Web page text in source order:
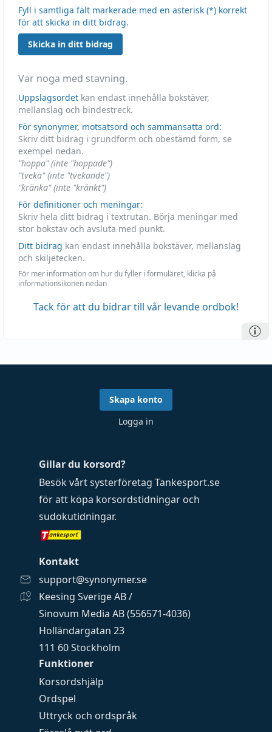
Fyll i samtliga fält markerade med en asterisk (*) korrekt
för att skicka in ditt bidrag.
Skicka in ditt bidrag
Var noga med stavning.
Uppslagsordet kan endast innehålla bokstäver,
mellanslag och bindestreck.
För synonymer, motsatsord och sammansatta ord:
Skriv ditt bidrag i grundform och obestämd form, se
exempel nedan.
"hoppa" (inte "hoppade")
"tveka" (inte "tvekande")
"kränka" (inte "kränkt")
För definitioner och meningar:
Skriv hela ditt bidrag i textrutan. Börja meningar med
stor bokstav och avsluta med punkt.
Ditt bidrag kan endast innehålla bokstäver, mellanslag
och skiljetecken.
För mer information om hur du fyller i formuläret, klicka på
informationsikonen nedan
Tack för att du bidrar till vår levande ordbok!
Funktioner
Korsordshjälp
Ordspel
Uttryck och ordspråk
Gillar du korsord?
Besök vårt systerföretag Tankesport.se
för att köpa korsordstidningar och
sudokutidningar.
Kontakt
support@synonymer.se
Keesing Sverige AB /
Sinovum Media AB (556571-4036)
Holländargatan 23
111 60 Stockholm
Skapa konto
Logga in